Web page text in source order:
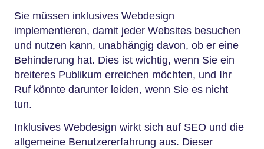
Sie müssen inklusives Webdesign
implementieren, damit jeder Websites besuchen
und nutzen kann, unabhängig davon, ob er eine
Behinderung hat. Dies ist wichtig, wenn Sie ein
breiteres Publikum erreichen möchten, und Ihr
Ruf könnte darunter leiden, wenn Sie es nicht
tun.
Inklusives Webdesign wirkt sich auf SEO und die
allgemeine Benutzererfahrung aus. Dieser